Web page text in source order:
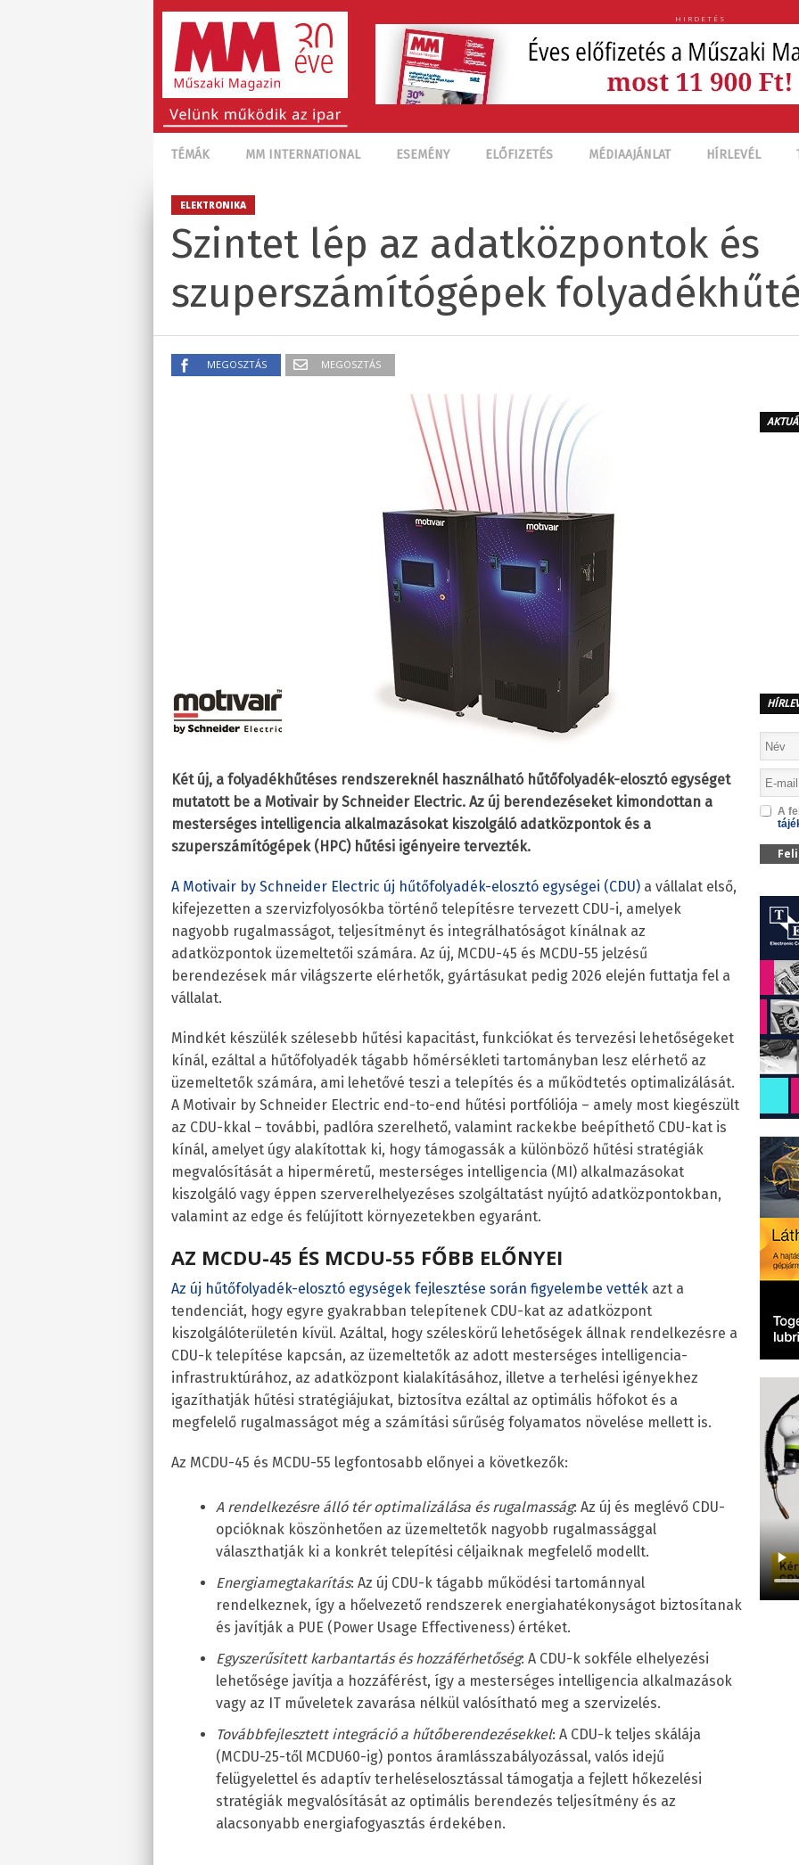
HIRDETÉS
TÉMÁK MM INTERNATIONAL ESEMÉNY ELŐFIZETÉS MÉDIAAJÁNLAT HÍRLEVÉL
ELEKTRONIKA
Szintet lép az adatközpontok és
szuperszámítógépek
MEGOSZTÁS MEGOSZTÁS
Két új, a folyadékhűtéses rendszereknél használható hűtőfolyadék-elosztó egységet
mutatott be a Motivair by Schneider Electric. Az új berendezéseket kimondottan a
mesterséges intelligencia alkalmazásokat kiszolgáló adatközpontok és a
szuperszámítógépek (HPC) hűtési igényeire tervezték.
A Motivair by Schneider Electric új hűtőfolyadék-elosztó egységei (CDU) a vállalat első,
kifejezetten a szervizfolyosókba történő telepítésre tervezett CDU-i, amelyek
nagyobb rugalmasságot, teljesítményt és integrálhatóságot kínálnak az
adatközpontok üzemeltetői számára. Az új, MCDU-45 és MCDU-55 jelzésű
berendezések már világszerte elérhetők, gyártásukat pedig 2026 elején futtatja fel a
vállalat.
Mindkét készülék szélesebb hűtési kapacitást, funkciókat és tervezési lehetőségeket
kínál, ezáltal a hűtőfolyadék tágabb hőmérsékleti tartományban lesz elérhető az
üzemeltetők számára, ami lehetővé teszi a telepítés és a működtetés optimalizálását.
A Motivair by Schneider Electric end-to-end hűtési portfóliója – amely most kiegészült
az CDU-kkal – további, padlóra szerelhető, valamint rackekbe beépíthető CDU-kat is
kínál, amelyet úgy alakítottak ki, hogy támogassák a különböző hűtési stratégiák
megvalósítását a hiperméretű, mesterséges intelligencia (MI) alkalmazásokat
kiszolgáló vagy éppen szerverelhelyezéses szolgáltatást nyújtó adatközpontokban,
valamint az edge és felújított környezetekben egyaránt.
AZ MCDU-45 ÉS MCDU-55 FŐBB ELŐNYEI
Az új hűtőfolyadék-elosztó egységek fejlesztése során figyelembe vették azt a
tendenciát, hogy egyre gyakrabban telepítenek CDU-kat az adatközpont
kiszolgálóterületén kívül. Azáltal, hogy széleskörű lehetőségek állnak rendelkezésre a
CDU-k telepítése kapcsán, az üzemeltetők az adott mesterséges intelligencia-
infrastruktúrához, az adatközpont kialakításához, illetve a terhelési igényekhez
igazíthatják hűtési stratégiájukat, biztosítva ezáltal az optimális hőfokot és a
megfelelő rugalmasságot még a számítási sűrűség folyamatos növelése mellett is.
Az MCDU-45 és MCDU-55 legfontosabb előnyei a következők:
A rendelkezésre álló tér optimalizálása és rugalmasság: Az új és meglévő CDU-
opcióknak köszönhetően az üzemeltetők nagyobb rugalmassággal
választhatják ki a konkrét telepítési céljaiknak megfelelő modellt.
Energiamegtakarítás: Az új CDU-k tágabb működési tartománnyal
rendelkeznek, így a hőelvezető rendszerek energiahatékonyságot biztosítanak
és javítják a PUE (Power Usage Effectiveness) értéket.
Egyszerűsített karbantartás és hozzáférhetőség: A CDU-k sokféle elhelyezési
lehetősége javítja a hozzáférést, így a mesterséges intelligencia alkalmazások
vagy az IT műveletek zavarása nélkül valósítható meg a szervizelés.
Továbbfejlesztett integráció a hűtőberendezésekkel: A CDU-k teljes skálája
(MCDU-25-től MCDU60-ig) pontos áramlásszabályozással, valós idejű
felügyelettel és adaptív terheléselosztással támogatja a fejlett hőkezelési
stratégiák megvalósítását az optimális berendezés teljesítmény és az
alacsonyabb energiafogyasztás érdekében.
A